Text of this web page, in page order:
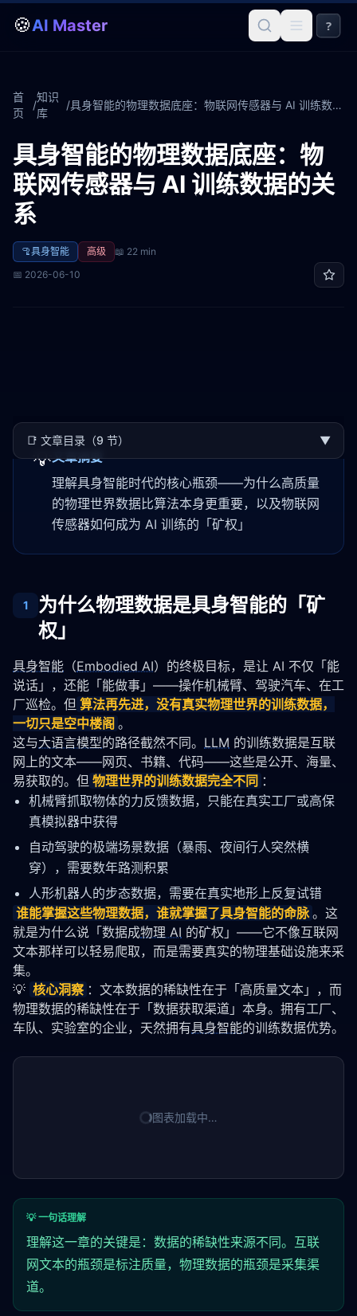
🍪AI Master ?
首
页
/
知识
库
/ 具身智能的物理数据底座：物联网传感器与 AI 训练数据的关系
具身智能的物理数据底座：物
联网传感器与 AI 训练数据的关
系
🦿具身智能 高级 📖 22 min
📅 2026-06-10
📑 文章目录（9 节） ▼
💡文章摘要
理解具身智能时代的核心瓶颈——为什么高质量
的物理世界数据比算法本身更重要，以及物联网
传感器如何成为 AI 训练的「矿权」
1
为什么物理数据是具身智能的「矿
权」
具身智能 （Embodied AI）的终极目标，是让 AI 不仅「能
说话」，还能「能做事」——操作机械臂、驾驶汽车、在工
厂巡检。但 算法再先进，没有真实物理世界的训练数据，
一切只是空中楼阁 。
这与大语言模型的路径截然不同。 LLM 的训练数据是互联
网上的文本——网页、书籍、代码——这些是公开、海量、
易获取的。但 物理世界的训练数据完全不同 ：
机械臂抓取物体的力反馈数据，只能在真实工厂或高保
真模拟器中获得
自动驾驶的极端场景数据（暴雨、夜间行人突然横
穿），需要数年路测积累
人形机器人的步态数据，需要在真实地形上反复试错
谁能掌握这些物理数据，谁就掌握了具身智能的命脉 。这
就是为什么说「数据成物理 AI 的矿权」——它不像互联网
文本那样可以轻易爬取，而是需要真实的物理基础设施来采
集。
💡 核心洞察 ：文本数据的稀缺性在于「高质量文本」，而
物理数据的稀缺性在于「数据获取渠道」本身。拥有工厂、
车队、实验室的企业，天然拥有具身智能的训练数据优势。
图表加载中…
💡 一句话理解
理解这一章的关键是：数据的稀缺性来源不同。互联
网文本的瓶颈是标注质量，物理数据的瓶颈是采集渠
道。